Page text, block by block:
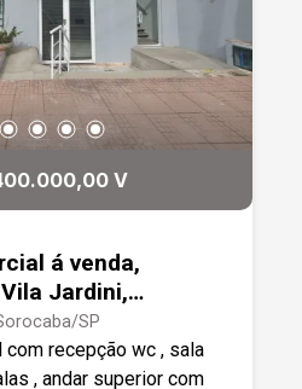
V
á venda,
Jardini,
SP
com recepção wc , sala
, andar superior com